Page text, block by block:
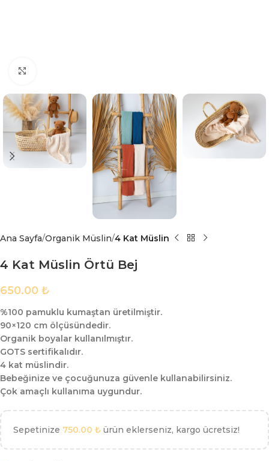
Ana Sayfa Organik Müslin 4 Kat Müslin
4 Kat Müslin Örtü Bej
650.00 ₺
%100 pamuklu kumaştan üretilmiştir.
90×120 cm ölçüsündedir.
Organik boyalar kullanılmıştır.
GOTS sertifikalıdır.
4 kat müslindir.
Bebeğinize ve çocuğunuza güvenle kullanabilirsiniz.
Çok amaçlı kullanıma uygundur.
Sepetinize 750.00 ₺ ürün eklerseniz, kargo ücretsiz!